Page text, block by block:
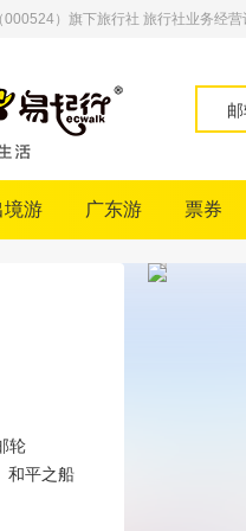
000524）旗下旅行社 旅行社业务经
境游 广东游 票券
轮
和平之船